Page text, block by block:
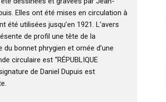
Elles ont été mises en circulation à
été utilisées jusqu’en 1921. L’avers
de profil une tête de la
du bonnet phrygien et ornée d’une
circulaire est “RÉPUBLIQUE
de Daniel Dupuis est